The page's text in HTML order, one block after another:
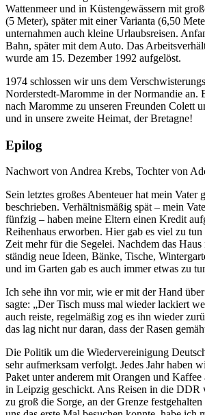
Wattenmeer und in Küstengewässern mit
(5 Meter), später mit einer Varianta (6,50
unternahmen auch kleine Urlaubsreisen.
Bahn, später mit dem Auto. Das
wurde am 15. Dezember 1992 aufgelöst.
1974 schlossen wir uns dem
Norderstedt-Maromme in der Normandie an.
nach Maromme zu unseren Freunden Colett
und in unsere zweite Heimat, der Bretagne!
Epilog
Nachwort von Andrea Krebs, Tochter von
Sein letztes großes Abenteuer hat mein Vater
beschrieben. Verhältnismäßig spät – mein
fünfzig – haben meine Eltern einen Kredit
Reihenhaus erworben. Hier gab es viel zu
Zeit mehr für die Segelei. Nachdem das
ständig neue Ideen, Bänke, Tische,
und im Garten gab es auch immer etwas zu
Ich sehe ihn vor mir, wie er mit der Hand
sagte:
Der Tisch muss mal wieder lackiert
auch reiste, regelmäßig zog es ihn wieder
das lag nicht nur daran, dass der Rasen
Die Politik um die Wiedervereinigung
sehr aufmerksam verfolgt. Jedes Jahr haben
Paket unter anderem mit Orangen und Kaffee
in Leipzig geschickt. Ans Reisen in die DDR
zu groß die Sorge, an der Grenze